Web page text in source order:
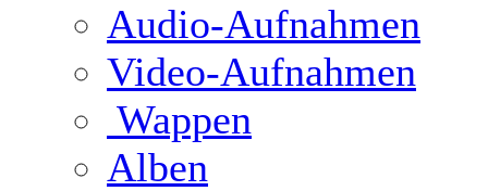
Audio-Aufnahmen
Video-Aufnahmen
Wappen
Alben